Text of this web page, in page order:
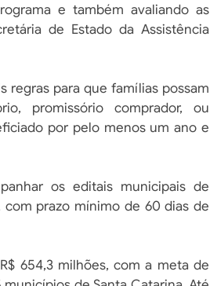
e também avaliando as
de Estado da Assistência
regras para que famílias possam
promissório comprador, ou
por pelo menos um ano e
os editais municipais de
prazo mínimo de 60 dias de
654,3 milhões, com a meta de